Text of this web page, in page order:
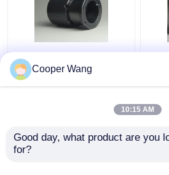
Pompen Ceramische
Glijdende Dragende
fabrikanten SSiC
de
Cooper Wang
10:15 AM
Good day, what product are you
for?